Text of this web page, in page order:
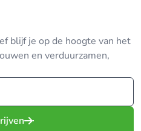
blijf je op de hoogte van het
en verduurzamen,